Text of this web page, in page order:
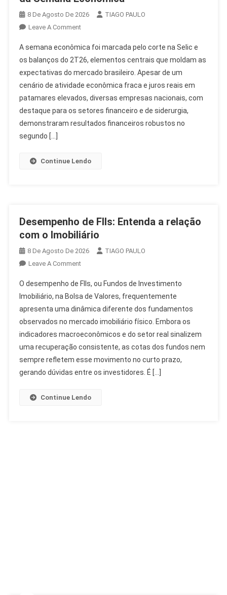
8 De Agosto De 2026
TIAGO PAULO
Leave A CommentOn
Selic
E
Balanços
2T26:
Destaques
Da
Semana
A semana econômica foi marcada pelo corte na Selic e
os balanços do 2T26, elementos centrais que moldam as
expectativas do mercado brasileiro. Apesar de um
cenário de atividade econômica fraca e juros reais em
patamares elevados, diversas empresas nacionais, com
destaque para os setores financeiro e de siderurgia,
demonstraram resultados financeiros robustos no
segundo […]
Continue Lendo
Desempenho de FIIs: Entenda a relação
com o Imobiliário
8 De Agosto De 2026
TIAGO PAULO
Leave A CommentOn
De
FIIs:
Entenda
A
Relação
Com
Imobiliário
O desempenho de FIIs, ou Fundos de Investimento
Imobiliário, na Bolsa de Valores, frequentemente
apresenta uma dinâmica diferente dos fundamentos
observados no mercado imobiliário físico. Embora os
indicadores macroeconômicos e do setor real sinalizem
uma recuperação consistente, as cotas dos fundos nem
sempre refletem esse movimento no curto prazo,
gerando dúvidas entre os investidores. É […]
Continue Lendo